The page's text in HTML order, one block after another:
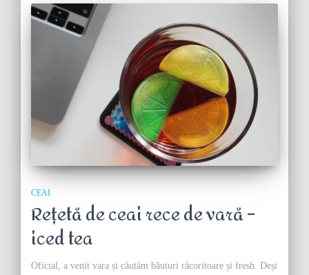
CEAI
Rețetă de ceai rece de vară –
iced tea
Oficial, a venit vara și căutăm băuturi răcoritoare și fresh. Deși